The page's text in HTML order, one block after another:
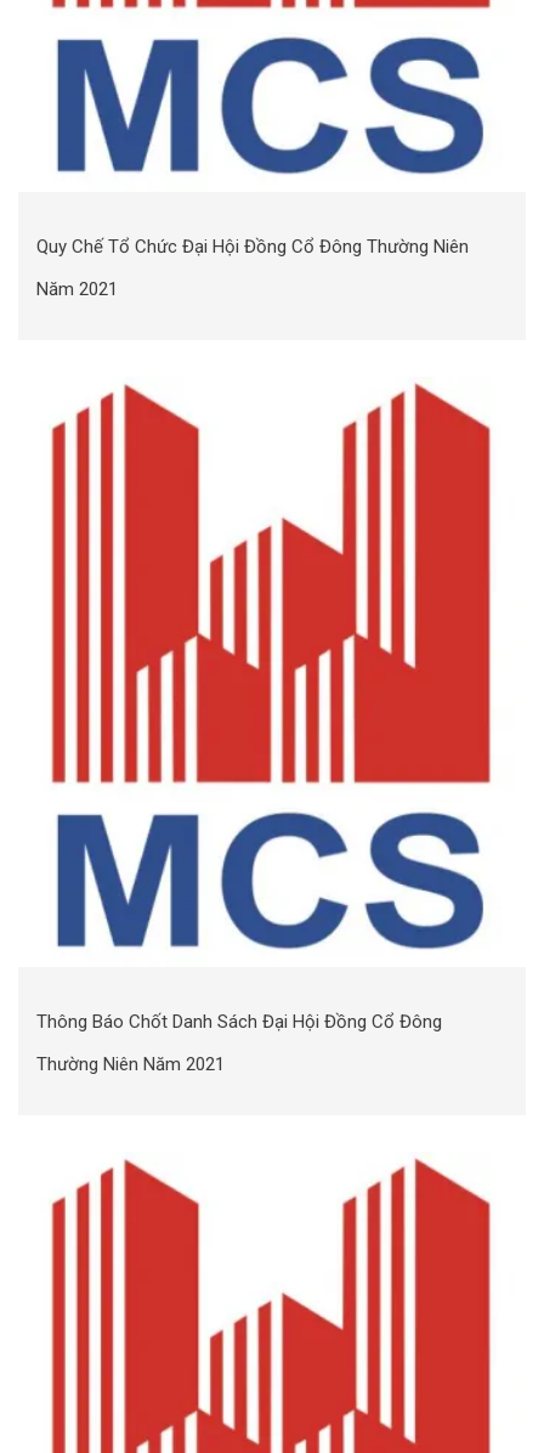
Quy Chế Tổ Chức Đại Hội Đồng Cổ Đông Thường Niên
Năm 2021
Thông Báo Chốt Danh Sách Đại Hội Đồng Cổ Đông
Thường Niên Năm 2021